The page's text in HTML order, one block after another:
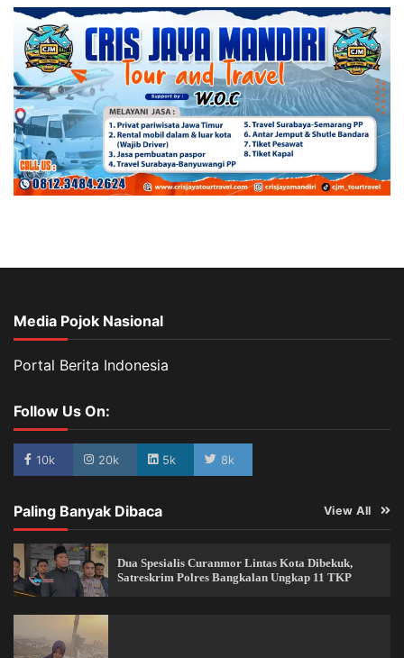
Media Pojok Nasional
Portal Berita Indonesia
Follow Us On:
10k 20k 5k 8k
Paling Banyak Dibaca View All
Dua Spesialis Curanmor Lintas Kota Dibekuk,
Satreskrim Polres Bangkalan Ungkap 11 TKP